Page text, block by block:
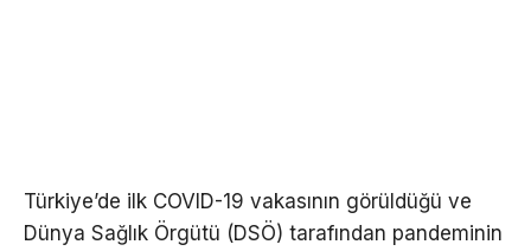
Türkiye’de ilk COVID-19 vakasının görüldüğü ve
Dünya Sağlık Örgütü (DSÖ) tarafından pandeminin